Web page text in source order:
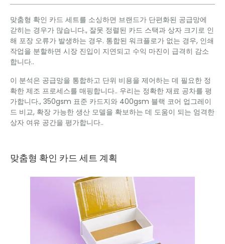
맞춤형 확인 카드 세트를 소싱하면 브랜드가 단편화된 공급망에
갇히는 경우가 많습니다., 잘못 정렬된 카드 스택과 상자 크기로 인
해 포장 오류가 발생하는 경우. 통합된 워크플로가 없는 경우, 인쇄
작업을 분할하면 시장 진입이 지연되고 수익 마진이 급격히 감소
합니다..
이 분석은 공급망을 통합하고 단위 비용을 제어하는 ​​데 필요한 정
확한 제조 프로세스를 매핑합니다.. 우리는 정확한 재료 공차를 평
가합니다., 350gsm 표준 카드지와 400gsm 블랙 코어 업그레이
드 비교, 확장 가능한 생산 모델을 확보하는 데 도움이 되는 엄격한
상자 여유 공간을 평가합니다..
맞춤형 확인 카드 세트 계획